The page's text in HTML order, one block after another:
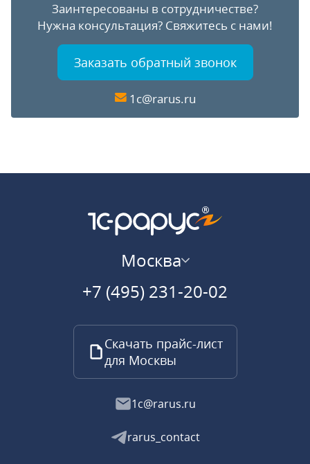
Заинтересованы в сотрудничестве?
Нужна консультация? Свяжитесь с нами!
Заказать обратный звонок
1c@rarus.ru
Москва
+7 (495) 231-20-02
Скачать прайс-лист
для Москвы
1c@rarus.ru
rarus_contact